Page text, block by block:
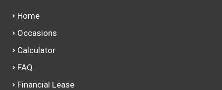
Home
Occasions
Calculator
FAQ
Financial Lease